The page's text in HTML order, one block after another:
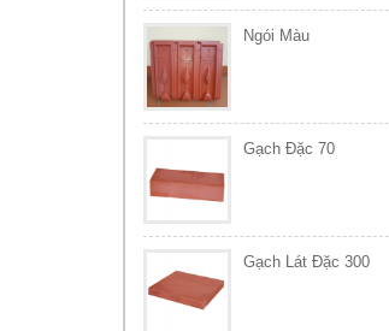
Ngói Màu
Gạch Đặc 70
Gạch Lát Đặc 300